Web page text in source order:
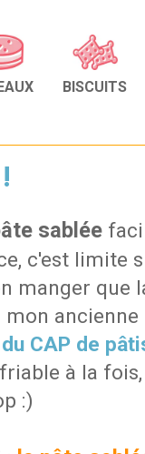
BISCUITS
sablée
c'est limite
manger que
CAP de
à la
:)